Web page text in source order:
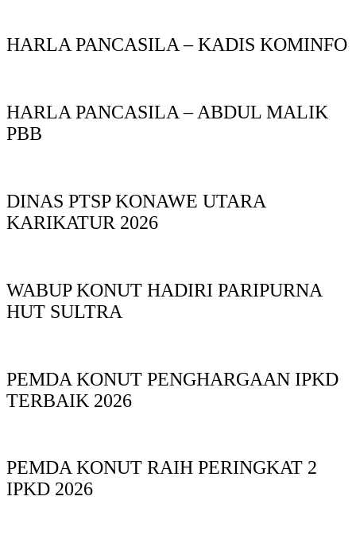
HARLA PANCASILA – KADIS KOMINFO
HARLA PANCASILA – ABDUL MALIK
PBB
DINAS PTSP KONAWE UTARA
KARIKATUR 2026
WABUP KONUT HADIRI PARIPURNA
HUT SULTRA
PEMDA KONUT PENGHARGAAN IPKD
TERBAIK 2026
PEMDA KONUT RAIH PERINGKAT 2
IPKD 2026